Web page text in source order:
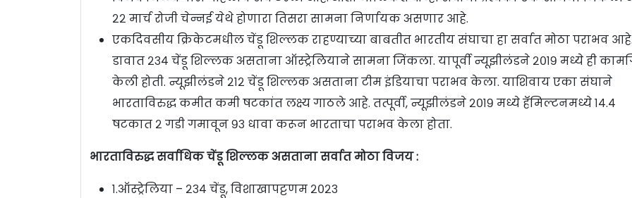
२२ मार्च रोजी चेन्नई येथे होणारा तिसरा सामना निर्णायक असणार आहे.
एकदिवसीय क्रिकेटमधील चेंडू शिल्लक राहण्याच्या बाबतीत भारतीय संघाचा हा सर्वात मोठा पराभव आहे.
डावात २३४ चेंडू शिल्लक असताना ऑस्ट्रेलियाने सामना जिंकला. यापूर्वी न्यूझीलंडने २०१९ मध्ये ही
केली होती. न्यूझीलंडने २१२ चेंडू शिल्लक असताना टीम इंडियाचा पराभव केला. याशिवाय एका संघाने
भारताविरुद्ध कमीत कमी षटकांत लक्ष्य गाठले आहे. तत्पूर्वी, न्यूझीलंडने २०१९ मध्ये हॅमिल्टनमध्ये १४.४
षटकात २ गडी गमावून ९३ धावा करून भारताचा पराभव केला होता.
भारताविरुद्ध सर्वाधिक चेंडू शिल्लक असताना सर्वात मोठा विजय :
१.ऑस्ट्रेलिया – २३४ चेंडू, विशाखापट्टणम २०२३